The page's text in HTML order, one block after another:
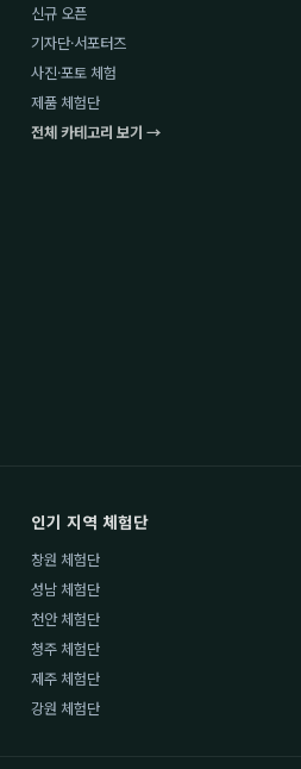
신규 오픈
기자단·서포터즈
사진·포토 체험
제품 체험단
전체 카테고리 보기 →
인기 지역 체험단
창원 체험단
성남 체험단
천안 체험단
청주 체험단
제주 체험단
강원 체험단